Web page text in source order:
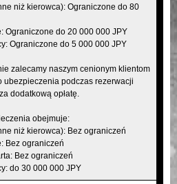
niż kierowca): Ograniczone do 80
Ograniczone do 20 000 000 JPY
Ograniczone do 5 000 000 JPY
zalecamy naszym cenionym klientom
ubezpieczenia podczas rezerwacji
dodatkową opłatę.
obejmuje:
niż kierowca): Bez ograniczeń
Bez ograniczeń
Bez ograniczeń
do 30 000 000 JPY